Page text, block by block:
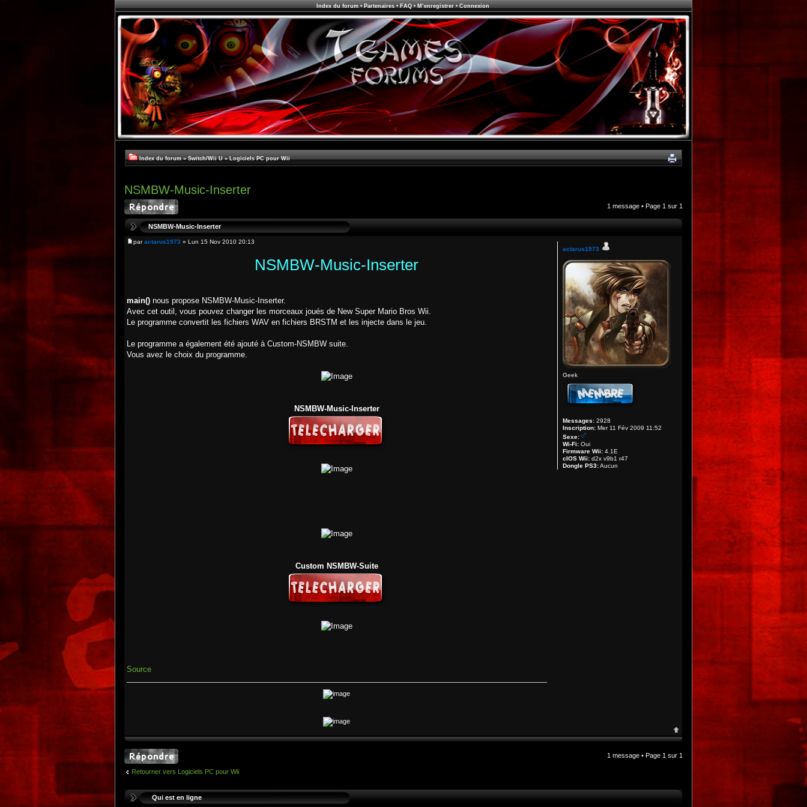
Index du forum• Partenaires• FAQ• M’enregistrer• Connexion
Index du forum » Switch/Wii U » Logiciels PC pour Wii
NSMBW-Music-Inserter
1 message • Page 1 sur 1
NSMBW-Music-Inserter
paractarus1973 » Lun 15 Nov 2010 20:13
NSMBW-Music-Inserter
main() nous propose NSMBW-Music-Inserter.
Avec cet outil, vous pouvez changer les morceaux joués de New Super Mario Bros Wii.
Le programme convertit les fichiers WAV en fichiers BRSTM et les injecte dans le jeu.
Le programme a également été ajouté à Custom-NSMBW suite.
Vous avez le choix du programme.
NSMBW-Music-Inserter
Custom NSMBW-Suite
Source
actarus1973
Geek
Messages: 2928
Inscription: Mer 11 Fév 2009 11:52
Sexe:
Wi-Fi: Oui
Firmware Wii: 4.1E
cIOS Wii: d2x v9b1 r47
Dongle PS3:Aucun
1 message • Page 1 sur 1
Retourner vers Logiciels PC pour Wii
Qui est en ligne